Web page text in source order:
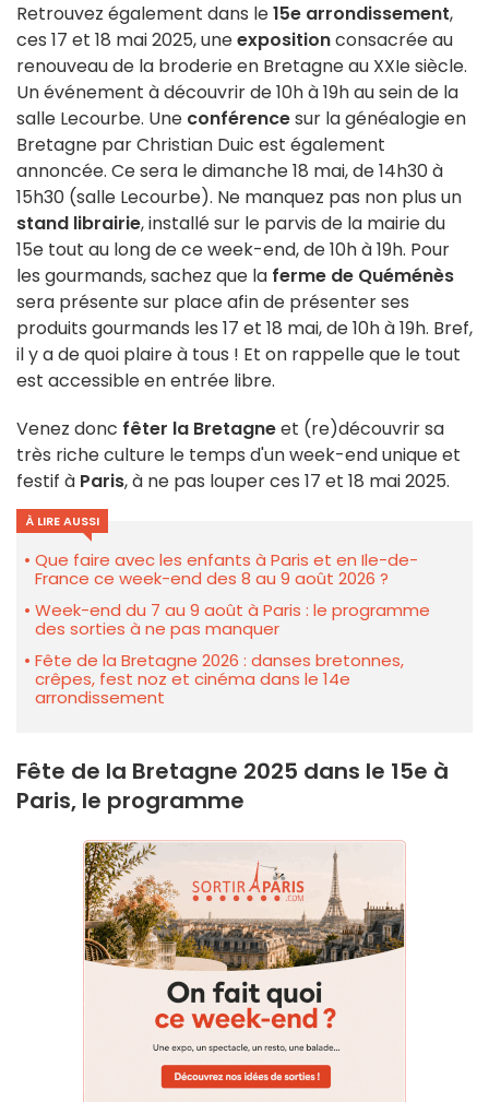
Retrouvez également dans le15e arrondissement,
ces 17 et 18 mai 2025, uneexpositionconsacrée au
renouveau de la broderie en Bretagne au XXIe siècle.
Un événement à découvrir de 10h à 19h au sein de la
salle Lecourbe. Une conférencesur la généalogie en
Bretagne par Christian Duic est également
annoncée. Ce sera le dimanche 18 mai, de 14h30 à
15h30 (salle Lecourbe). Ne manquez pas non plus un
stand librairie, installé sur le parvis de la mairie du
15e tout au long de ce week-end, de 10h à 19h. Pour
les gourmands, sachez que la ferme de Quéménès
sera présente sur place afin de présenter ses
produits gourmands les 17 et 18 mai, de 10h à 19h. Bref,
il y a de quoi plaire à tous ! Et on rappelle que le tout
est accessible en entrée libre.
Venez donc fêter la Bretagneet (re)découvrir sa
très riche culture le temps d'un week-end unique et
festif à Paris, à ne pas louper ces 17 et 18 mai 2025.
À LIRE AUSSI
Que faire avec les enfants à Paris et en Ile-de-
France ce week-end des 8 au 9 août 2026 ?
Week-end du 7 au 9 août à Paris : le programme
des sorties à ne pas manquer
Fête de la Bretagne 2026 : danses bretonnes,
crêpes, fest noz et cinéma dans le 14e
arrondissement
Fête de la Bretagne 2025 dans le 15e à
Paris, le programme